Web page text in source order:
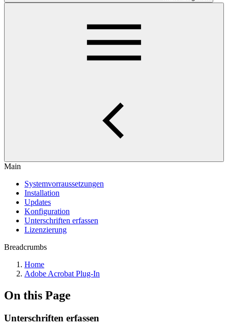
Main
Systemvorraussetzungen
Installation
Updates
Konfiguration
Unterschriften erfassen
Lizenzierung
Breadcrumbs
Home
Adobe Acrobat Plug-In
On this Page
Unterschriften erfassen